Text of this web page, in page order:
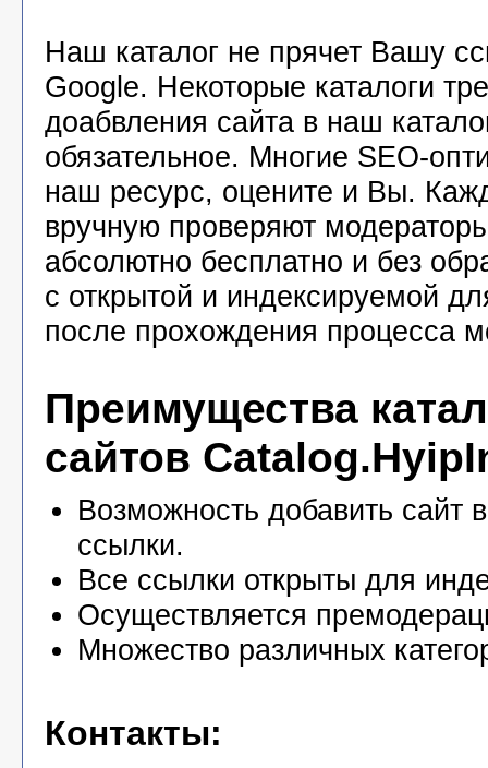
Наш каталог не прячет Вашу
Google. Некоторые каталоги
доабвления сайта в наш
обязательное. Многие SEO-
наш ресурс, оцените и Вы.
вручную проверяют
абсолютно бесплатно и без
с открытой и индексируемой
после прохождения процесса
Преимущества
сайтов
Возможность добавить сайт
ссылки.
Все ссылки открыты для
Осуществляется
Множество различных
Контакты: